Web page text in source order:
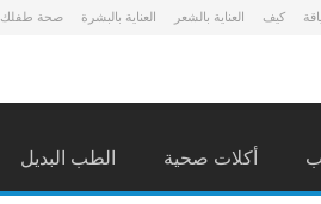
كيف العناية بالشعر العناية بالبشرة صحة طفلك
أكلات صحية الطب البديل